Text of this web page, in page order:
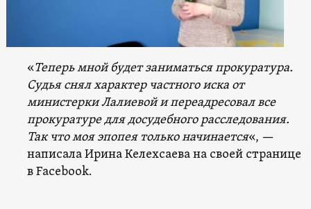
«Теперь мной будет заниматься прокуратура.
Судья снял характер частного иска от
министерки Лалиевой и переадресовал все
прокуратуре для досудебного расследования.
Так что моя эпопея только начинается«, —
написала Ирина Келехсаева на своей странице
в Facebook.